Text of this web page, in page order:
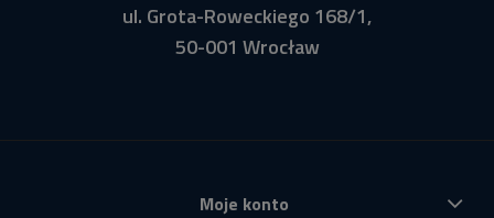
ul. Grota-Roweckiego 168/1,
50-001 Wrocław
Moje konto